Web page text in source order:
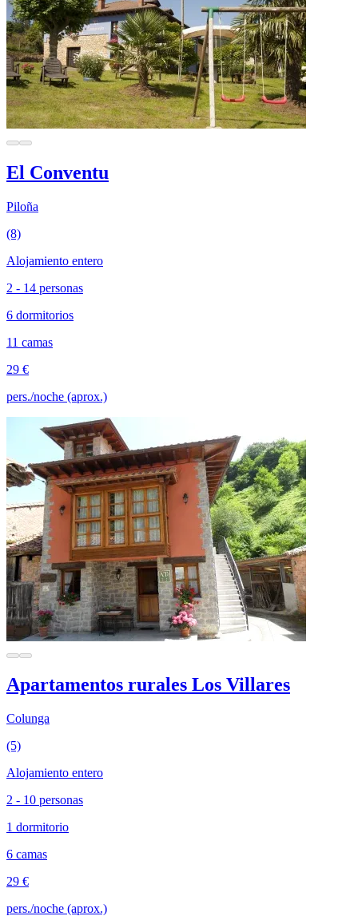
El Conventu
Piloña
(8)
Alojamiento entero
2 - 14 personas
6 dormitorios
11 camas
29 €
pers./noche (aprox.)
Apartamentos rurales Los Villares
Colunga
(5)
Alojamiento entero
2 - 10 personas
1 dormitorio
6 camas
29 €
pers./noche (aprox.)